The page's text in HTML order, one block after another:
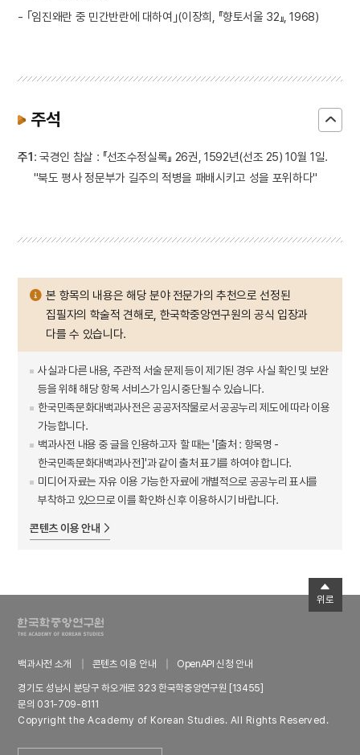
- ｢임진왜란 중 민간반란에 대하여｣(이장희, 『향토서울 32』, 1968)
주석
주1: 국경인 참살 : 『선조수정실록』 26권, 1592년(선조 25) 10월 1일.
"북도 평사 정문부가 길주의 적병을 패배시키고 성을 포위하다"
본 항목의 내용은 해당 분야 전문가의 추천으로 선정된
집필자의 학술적 견해로, 한국학중앙연구원의 공식 입장과
다를 수 있습니다.
사실과 다른 내용, 주관적 서술 문제 등이 제기된 경우 사실 확인 및 보완
등을 위해 해당 항목 서비스가 임시 중단될 수 있습니다.
한국민족문화대백과사전은 공공저작물로서 공공누리 제도에 따라 이용
가능합니다.
백과사전 내용 중 글을 인용하고자 할 때는 '[출처 : 항목명 -
한국민족문화대백과사전]'과 같이 출처 표기를 하여야 합니다.
미디어 자료는 자유 이용 가능한 자료에 개별적으로 공공누리 표시를
부착하고 있으므로 이를 확인하신 후 이용하시기 바랍니다.
콘텐츠 이용 안내
백과사전 소개 콘텐츠 이용 안내
OpenAPI 신청 안내
경기도 성남시 분당구 하오개로 323 한국학중앙연구원 [13455]
문의 031-709-8111
Copyright the Academy of Korean Studies. All Rights Reserved.
위로